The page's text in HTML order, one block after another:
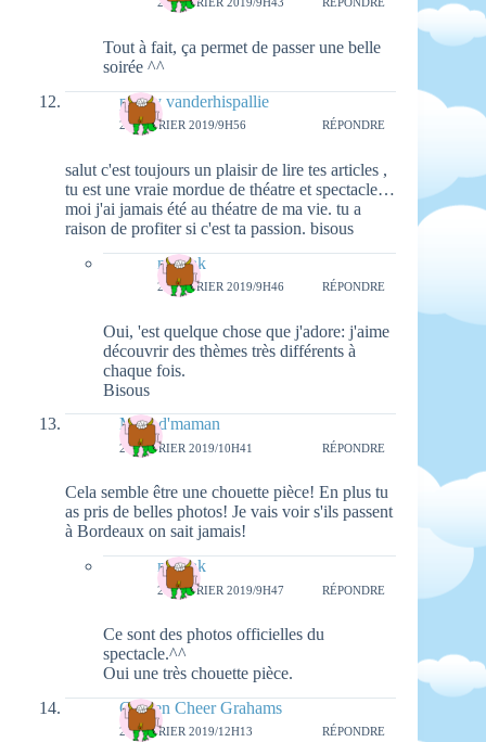
26 FÉVRIER 2019/9H43 RÉPONDRE
Tout à fait, ça permet de passer une belle
soirée ^^
peggy vanderhispallie
20 FÉVRIER 2019/9H56 RÉPONDRE
salut c'est toujours un plaisir de lire tes articles ,
tu est une vraie mordue de théatre et spectacle…
moi j'ai jamais été au théatre de ma vie. tu a
raison de profiter si c'est ta passion. bisous
natieak
26 FÉVRIER 2019/9H46 RÉPONDRE
Oui, 'est quelque chose que j'adore: j'aime
découvrir des thèmes très différents à
chaque fois.
Bisous
Mots d'maman
20 FÉVRIER 2019/10H41 RÉPONDRE
Cela semble être une chouette pièce! En plus tu
as pris de belles photos! Je vais voir s'ils passent
à Bordeaux on sait jamais!
natieak
26 FÉVRIER 2019/9H47 RÉPONDRE
Ce sont des photos officielles du
spectacle.^^
Oui une très chouette pièce.
Golden Cheer Grahams
20 FÉVRIER 2019/12H13 RÉPONDRE